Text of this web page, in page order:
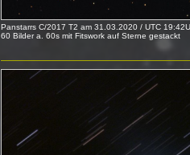
Panstarrs C/2017 T2 am 31.03.2020 / UTC
60 Bilder a. 60s mit Fitswork auf Sterne gestackt